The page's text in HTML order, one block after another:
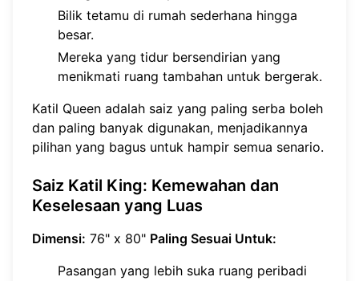
Bilik tetamu di rumah sederhana hingga
besar.
Mereka yang tidur bersendirian yang
menikmati ruang tambahan untuk bergerak.
Katil Queen adalah saiz yang paling serba boleh
dan paling banyak digunakan, menjadikannya
pilihan yang bagus untuk hampir semua senario.
Saiz Katil King: Kemewahan dan
Keselesaan yang Luas
Dimensi: 76" x 80" Paling Sesuai Untuk:
Pasangan yang lebih suka ruang peribadi